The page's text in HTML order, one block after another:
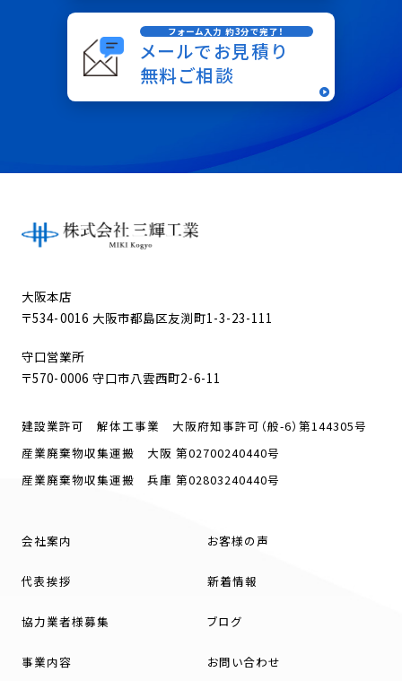
フォーム入力 約3分で完了！
メールでお見積り
無料ご相談
大阪本店
〒534-0016 大阪市都島区友渕町1-3-23-111
守口営業所
〒570-0006 守口市八雲西町2-6-11
建設業許可 解体工事業 大阪府知事許可（般-6）第144305号
産業廃棄物収集運搬 大阪 第02700240440号
産業廃棄物収集運搬 兵庫 第02803240440号
会社案内
代表挨拶
協力業者様募集
事業内容
お客様の声
新着情報
ブログ
お問い合わせ